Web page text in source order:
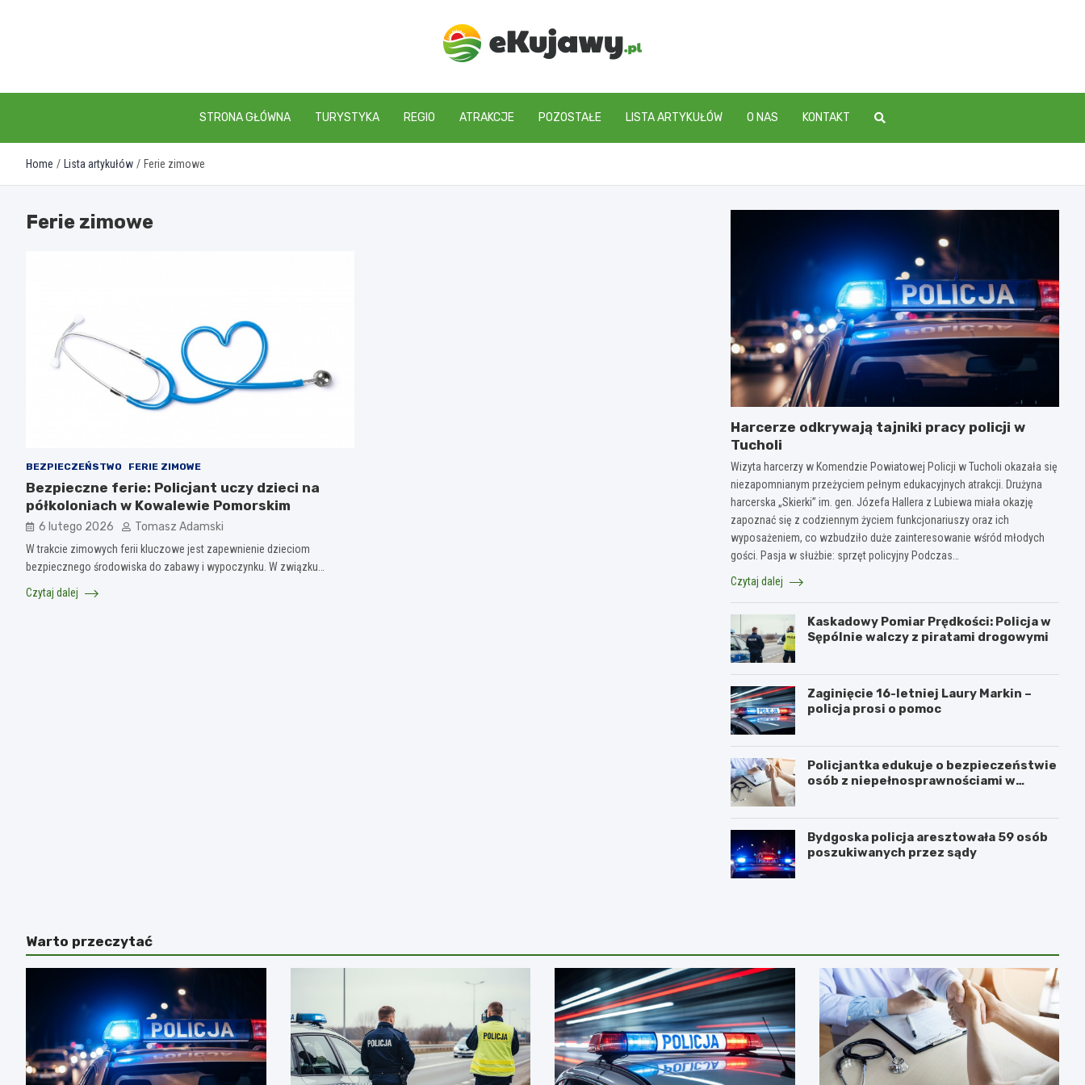
ekujawy.pl
STRONA GŁÓWNA TURYSTYKA REGIO ATRAKCJE POZOSTAŁE LISTA ARTYKUŁÓW O NAS KONTAKT
Home Lista artykułów Ferie zimowe
Ferie zimowe
BEZPIECZEŃSTWO FERIE ZIMOWE
Bezpieczne ferie: Policjant uczy dzieci na
półkoloniach w Kowalewie Pomorskim
6 lutego 2026 Tomasz Adamski
W trakcie zimowych ferii kluczowe jest zapewnienie dzieciom
bezpiecznego środowiska do zabawy i wypoczynku. W związku…
Czytaj dalej
Harcerze odkrywają tajniki pracy policji w
Tucholi
Wizyta harcerzy w Komendzie Powiatowej Policji w Tucholi okazała się
niezapomnianym przeżyciem pełnym edukacyjnych atrakcji. Drużyna
harcerska „Skierki” im. gen. Józefa Hallera z Lubiewa miała okazję
zapoznać się z codziennym życiem funkcjonariuszy oraz ich
wyposażeniem, co wzbudziło duże zainteresowanie wśród młodych
gości. Pasja w służbie: sprzęt policyjny Podczas…
Czytaj dalej
Kaskadowy Pomiar Prędkości: Policja w
Sępólnie walczy z piratami drogowymi
Zaginięcie 16-letniej Laury Markin –
policja prosi o pomoc
Policjantka edukuje o bezpieczeństwie
osób z niepełnosprawnościami w
Bydgoska policja aresztowała 59 osób
poszukiwanych przez sądy
Warto przeczytać